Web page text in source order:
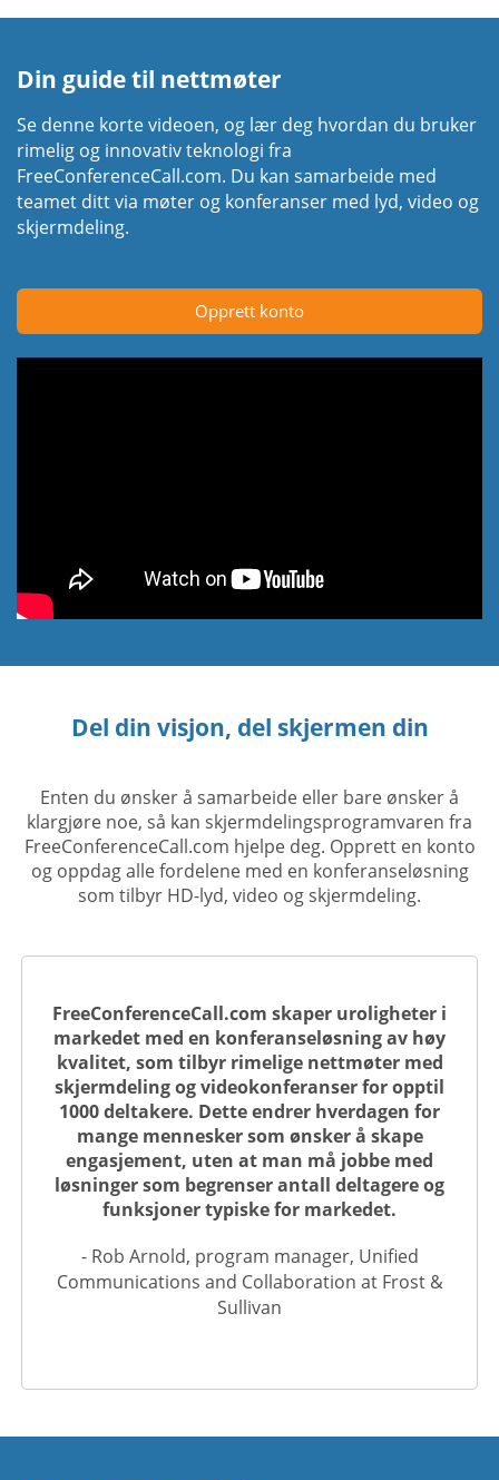
Din guide til nettmøter
Se denne korte videoen, og lær deg hvordan du bruker
rimelig og innovativ teknologi fra
FreeConferenceCall.com. Du kan samarbeide med
teamet ditt via møter og konferanser med lyd, video og
skjermdeling.
Opprett konto
Del din visjon, del skjermen din
Enten du ønsker å samarbeide eller bare ønsker å
klargjøre noe, så kan skjermdelingsprogramvaren fra
FreeConferenceCall.com hjelpe deg. Opprett en konto
og oppdag alle fordelene med en konferanseløsning
som tilbyr HD-lyd, video og skjermdeling.
FreeConferenceCall.com skaper uroligheter i
markedet med en konferanseløsning av høy
kvalitet, som tilbyr rimelige nettmøter med
skjermdeling og videokonferanser for opptil
1000 deltakere. Dette endrer hverdagen for
mange mennesker som ønsker å skape
engasjement, uten at man må jobbe med
løsninger som begrenser antall deltagere og
funksjoner typiske for markedet.
- Rob Arnold, program manager, Unified
Communications and Collaboration at Frost &
Sullivan